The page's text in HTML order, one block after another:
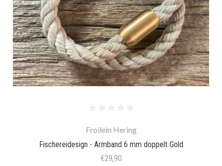
Froilein Hering
Fischereidesign - Armband 6 mm doppelt Gold
€29,90